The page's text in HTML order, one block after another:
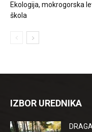
Ekologija, mokrogorska
škola
IZBOR UREDNIKA